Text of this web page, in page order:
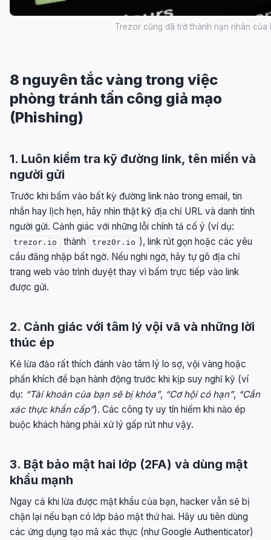
Trezor cũng đã trở thành nạn nhân của
8 nguyên tắc vàng trong việc
phòng tránh tấn công giả mạo
(Phishing)
1. Luôn kiểm tra kỹ đường link, tên miền và
người gửi
Trước khi bấm vào bất kỳ đường link nào trong email, tin
nhắn hay lịch hẹn, hãy nhìn thật kỹ địa chỉ URL và danh tính
người gửi. Cảnh giác với những lỗi chính tả cố ý (ví dụ:
trezor.io thành trez0r.io ), link rút gọn hoặc các yêu
cầu đăng nhập bất ngờ. Nếu nghi ngờ, hãy tự gõ địa chỉ
trang web vào trình duyệt thay vì bấm trực tiếp vào link
được gửi.
2. Cảnh giác với tâm lý vội vã và những lời
thúc ép
Kẻ lừa đảo rất thích đánh vào tâm lý lo sợ, vội vàng hoặc
phấn khích để bạn hành động trước khi kịp suy nghĩ kỹ (ví
dụ: “Tài khoản của bạn sẽ bị khóa”, “Cơ hội có hạn”, “Cần
xác thực khẩn cấp”). Các công ty uy tín hiếm khi nào ép
buộc khách hàng phải xử lý gấp rút như vậy.
3. Bật bảo mật hai lớp (2FA) và dùng mật
khẩu mạnh
Ngay cả khi lừa được mật khẩu của bạn, hacker vẫn sẽ bị
chặn lại nếu bạn có lớp bảo mật thứ hai. Hãy ưu tiên dùng
các ứng dụng tạo mã xác thực (như Google Authenticator)